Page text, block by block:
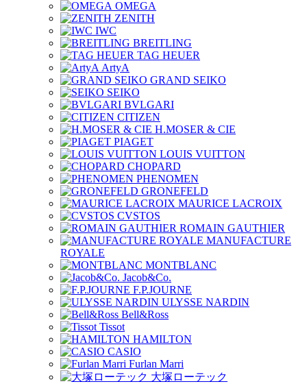
OMEGA
ZENITH
IWC
BREITLING
TAG HEUER
ArtyA
GRAND SEIKO
SEIKO
BVLGARI
CITIZEN
H.MOSER & CIE
PIAGET
LOUIS VUITTON
CHOPARD
PHENOMEN
GRONEFELD
MAURICE LACROIX
CVSTOS
ROMAIN GAUTHIER
MANUFACTURE
ROYALE
MONTBLANC
Jacob&Co.
F.P.JOURNE
ULYSSE NARDIN
Bell&Ross
Tissot
HAMILTON
CASIO
Furlan Marri
大塚ローテック